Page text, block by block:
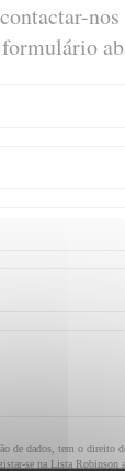
nos
de dados, tem o direito
se na Lista Robinson